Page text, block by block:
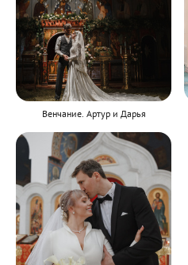
Венчание. Артур и Дарья